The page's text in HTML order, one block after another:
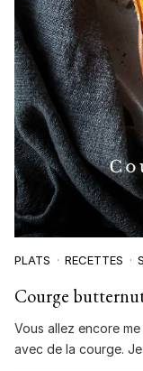
PLATS RECETTES
Courge
Vous allez encore
avec de la courge.